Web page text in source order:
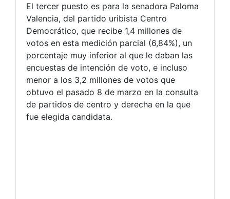
El tercer puesto es para la senadora Paloma
Valencia, del partido uribista Centro
Democrático, que recibe 1,4 millones de
votos en esta medición parcial (6,84%), un
porcentaje muy inferior al que le daban las
encuestas de intención de voto, e incluso
menor a los 3,2 millones de votos que
obtuvo el pasado 8 de marzo en la consulta
de partidos de centro y derecha en la que
fue elegida candidata.